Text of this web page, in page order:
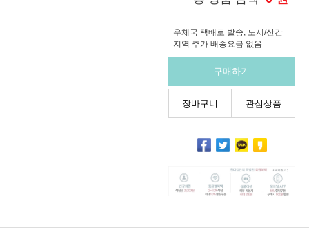
우체국 택배로 발송, 도서/산간
지역 추가 배송요금 없음
구매하기
장바구니 관심상품